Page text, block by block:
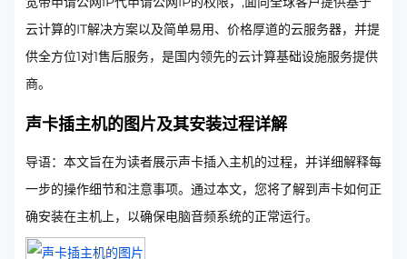
云计算的IT解决方案以及简单易用、价格厚道的云服务器，并提
供全方位1对1售后服务，是国内领先的云计算基础设施服务提供
商。
声卡插主机的图片及其安装过程详解
导语：本文旨在为读者展示声卡插入主机的过程，并详细解释每
一步的操作细节和注意事项。通过本文，您将了解到声卡如何正
确安装在主机上，以确保电脑音频系统的正常运行。